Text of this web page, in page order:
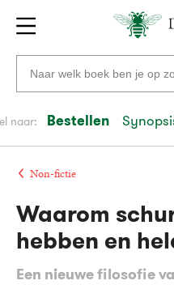
Gratis
verzending
vanaf
20
euro
Voor
23:59
volgendein
Veilig betalen
retourneren
Zoeken
naar
auteurs
en
uitgevers
naar: Bestellen
Non-fictie
Waarom
hebben en
Een nieuwe filosofie